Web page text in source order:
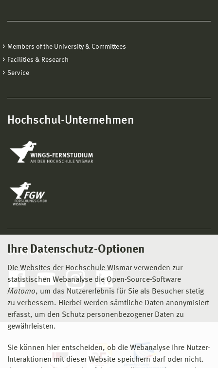
Ihre Datenschutz-Optionen
Die Websites der Hochschule Wismar verwenden zur
statistischen Webanalyse die Open-Source-Software
Matomo, um das Nutzererlebnis für Sie als Besucher stetig
zu verbessern. Hierbei werden sämtliche Daten anonymisiert
erfasst, um den Schutz personenbezogener Daten zu
gewährleisten.
Sie können hier entscheiden, ob die Webanalyse Ihre Nutzer-
Interaktionen mit dieser Website speichern darf oder nicht.
Members of the University & Committees
Facilities & Research
Service
Hochschul-Unternehmen
Social Media